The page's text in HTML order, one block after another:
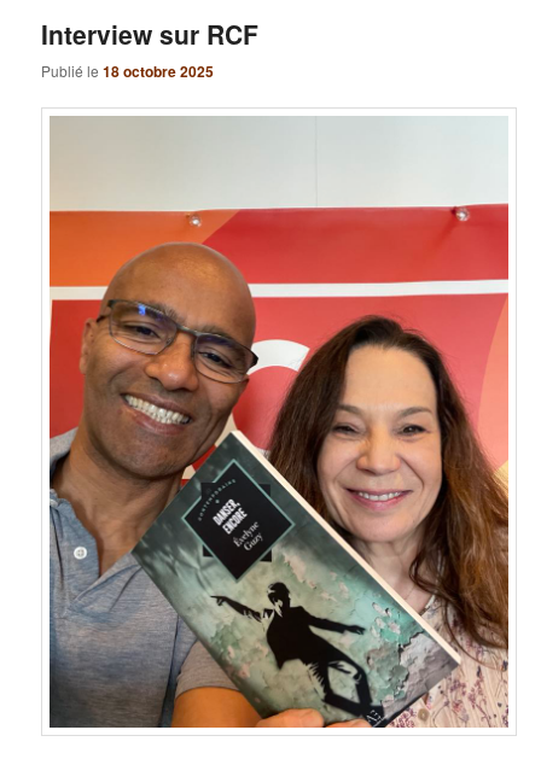
Interview sur RCF
Publié le18 octobre 2025